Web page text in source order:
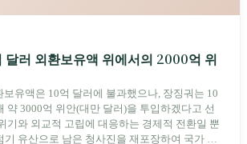
달러 외환보유액 위에서의 2000억 위
보유액은 10억 달러에 불과했으나, 장징궈는 10
약 3000억 위안(대만 달러)을 투입하겠다고 선
기와 외교적 고립에 대응하는 경제적 전환일 뿐
기 유산으로 남은 청사진을 재포장하여 국가 정